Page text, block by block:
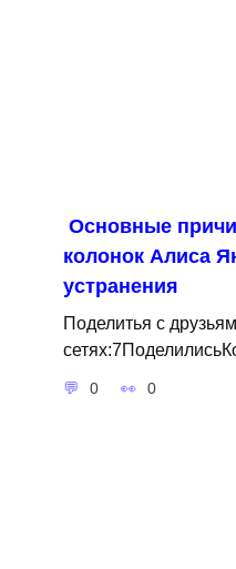
Основные
колонок Алиса
устранения
Поделитья с
0 0